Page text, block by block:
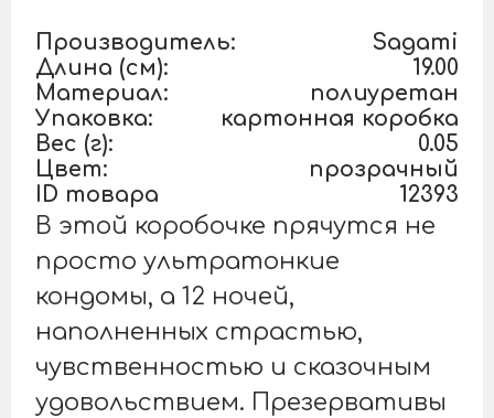
Производитель:
Sagami
Длина (см):
19.00
Материал:
полиуретан
Упаковка:
картонная коробка
Вес (г):
0.05
Цвет:
прозрачный
ID товара
12393
В этой коробочке прячутся не
просто ультратонкие
кондомы, а 12 ночей,
наполненных страстью,
чувственностью и сказочным
удовольствием. Презервативы